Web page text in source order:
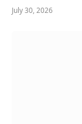
July 30, 2026